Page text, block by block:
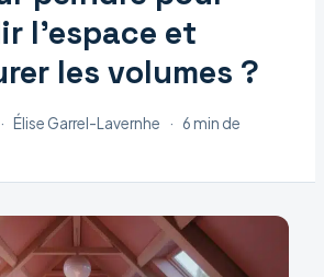
l’espace et
les volumes ?
· Élise Garrel-Lavernhe · 6 min de